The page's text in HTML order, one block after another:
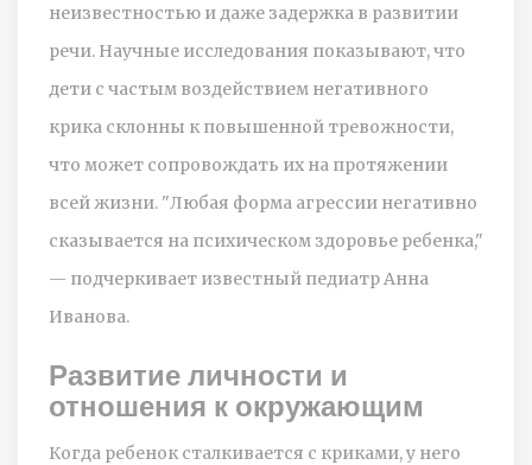
неизвестностью и даже задержка в развитии
речи. Научные исследования показывают, что
дети с частым воздействием негативного
крика склонны к повышенной тревожности,
что может сопровождать их на протяжении
всей жизни. "Любая форма агрессии негативно
сказывается на психическом здоровье ребенка,"
— подчеркивает известный педиатр Анна
Иванова.
Развитие личности и
отношения к окружающим
Когда ребенок сталкивается с криками, у него